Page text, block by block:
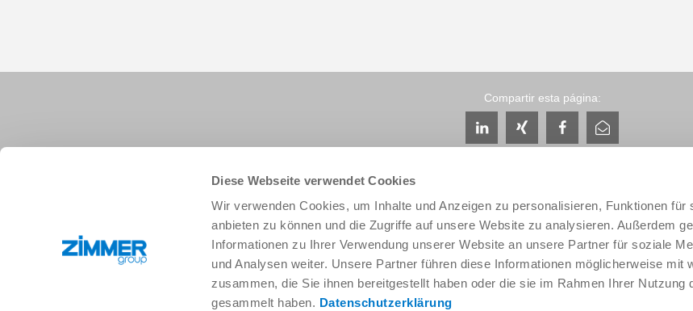
Diese Webseite verwendet Cookies
Wir verwenden Cookies, um Inhalte und Anzeigen zu personalisieren, Funktionen für
anbieten zu können und die Zugriffe auf unsere Website zu analysieren. Außerdem
Informationen zu Ihrer Verwendung unserer Website an unsere Partner für soziale
und Analysen weiter. Unsere Partner führen diese Informationen möglicherweise mit
zusammen, die Sie ihnen bereitgestellt haben oder die sie im Rahmen Ihrer Nutzung
gesammelt haben. Datenschutzerklärung
Compartir esta página:
info.es@zimmer-group.com
Productos
Novedades
Componentes
Servicio y contacto
Personas de contacto a escala mundial
Contacto de servicio
Empresa
THE KNOW-